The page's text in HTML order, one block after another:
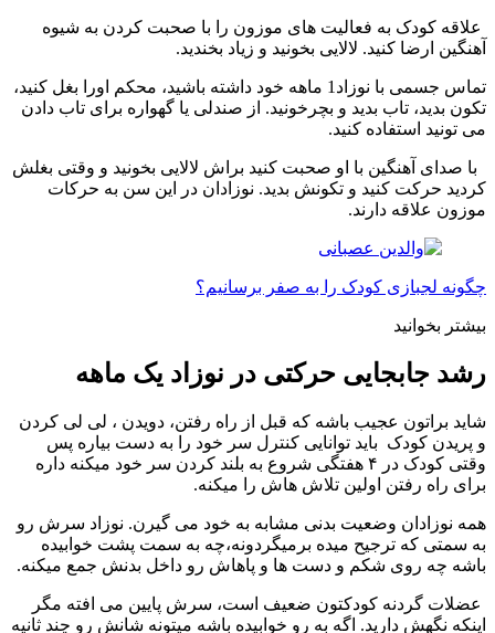
کودک به فعالیت های موزون را با صحبت کردن به شیوه
ارضا کنید. لالایی بخونید و زیاد بخندید.
تماس جسمی با نوزاد1 ماهه خود داشته باشید، محکم اورا بغل کنید،
بدید، تاب بدید و بچرخونید. از صندلی یا گهواره برای تاب دادن
تونید استفاده کنید.
صدای آهنگین با او صحبت کنید براش لالایی بخونید و وقتی بغلش
حرکت کنید و تکونش بدید. نوزادان در این سن به حرکات
علاقه دارند.
لجبازی کودک را به صفر برسانیم؟
بخوانید
جابجایی حرکتی در نوزاد یک ماهه
براتون عجیب باشه که قبل از راه رفتن، دویدن ، لی لی کردن
پریدن کودک باید توانایی کنترل سر خود را به دست بیاره پس
وقتی کودک در ۴ هفتگی شروع به بلند کردن سر خود میکنه داره
راه رفتن اولین تلاش هاش را میکنه.
نوزادان وضعیت بدنی مشابه به خود می گیرن. نوزاد سرش رو
سمتی که ترجیح میده برمیگردونه،چه به سمت پشت خوابیده
چه روی شکم و دست ها و پاهاش رو داخل بدنش جمع میکنه.
گردنه کودکتون ضعیف است، سرش پایین می افته مگر
نگهش دارید. اگه به رو خوابیده باشه میتونه شانش رو چند ثانیه